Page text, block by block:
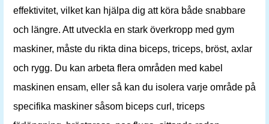
effektivitet, vilket kan hjälpa dig att köra både snabbare
och längre. Att utveckla en stark överkropp med gym
maskiner, måste du rikta dina biceps, triceps, bröst, axlar
och rygg. Du kan arbeta flera områden med kabel
maskinen ensam, eller så kan du isolera varje område på
specifika maskiner såsom biceps curl, triceps